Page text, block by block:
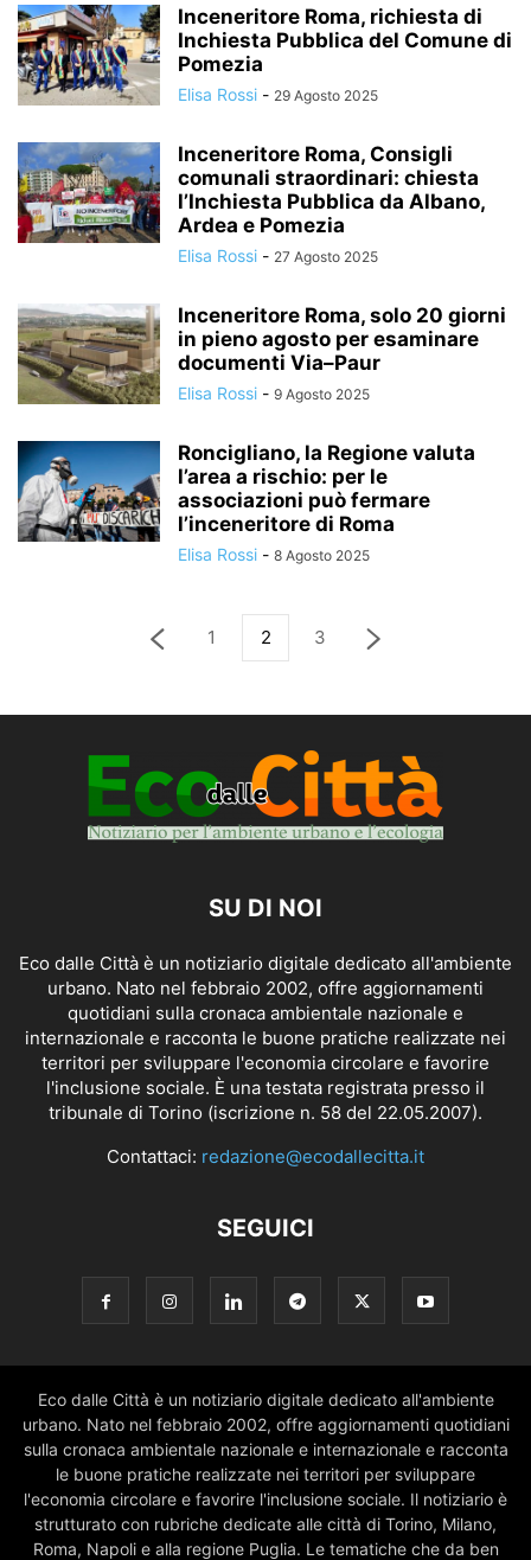
Inceneritore Roma, richiesta di
Inchiesta Pubblica del Comune di
Pomezia
Elisa Rossi - 29 Agosto 2025
Inceneritore Roma, Consigli
comunali straordinari: chiesta
l’Inchiesta Pubblica da Albano,
Ardea e Pomezia
Elisa Rossi - 27 Agosto 2025
Inceneritore Roma, solo 20 giorni
in pieno agosto per esaminare
documenti Via–Paur
Elisa Rossi - 9 Agosto 2025
Roncigliano, la Regione valuta
l’area a rischio: per le
associazioni può fermare
l’inceneritore di Roma
Elisa Rossi - 8 Agosto 2025
1 2 3
SU DI NOI
Eco dalle Città è un notiziario digitale dedicato all'ambiente
urbano. Nato nel febbraio 2002, offre aggiornamenti
quotidiani sulla cronaca ambientale nazionale e
internazionale e racconta le buone pratiche realizzate nei
territori per sviluppare l'economia circolare e favorire
l'inclusione sociale. È una testata registrata presso il
tribunale di Torino (iscrizione n. 58 del 22.05.2007).
Contattaci: redazione@ecodallecitta.it
SEGUICI
Eco dalle Città è un notiziario digitale dedicato all'ambiente
urbano. Nato nel febbraio 2002, offre aggiornamenti quotidiani
sulla cronaca ambientale nazionale e internazionale e racconta
le buone pratiche realizzate nei territori per sviluppare
l'economia circolare e favorire l'inclusione sociale. Il notiziario è
strutturato con rubriche dedicate alle città di Torino, Milano,
Roma, Napoli e alla regione Puglia. Le tematiche che da ben